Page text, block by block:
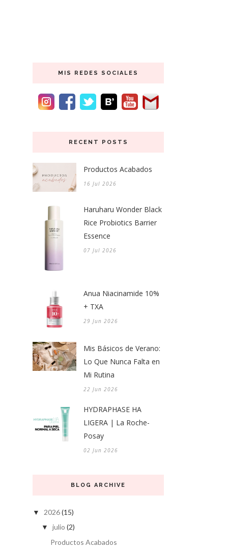
MIS REDES SOCIALES
RECENT POSTS
Productos Acabados
16 Jul 2026
Haruharu Wonder Black
Rice Probiotics Barrier
Essence
07 Jul 2026
Anua Niacinamide 10%
+ TXA
29 Jun 2026
Mis Básicos de Verano:
Lo Que Nunca Falta en
Mi Rutina
22 Jun 2026
HYDRAPHASE HA
LIGERA | La Roche-
Posay
02 Jun 2026
BLOG ARCHIVE
▼ 2026(15)
▼ julio (2)
Productos Acabados